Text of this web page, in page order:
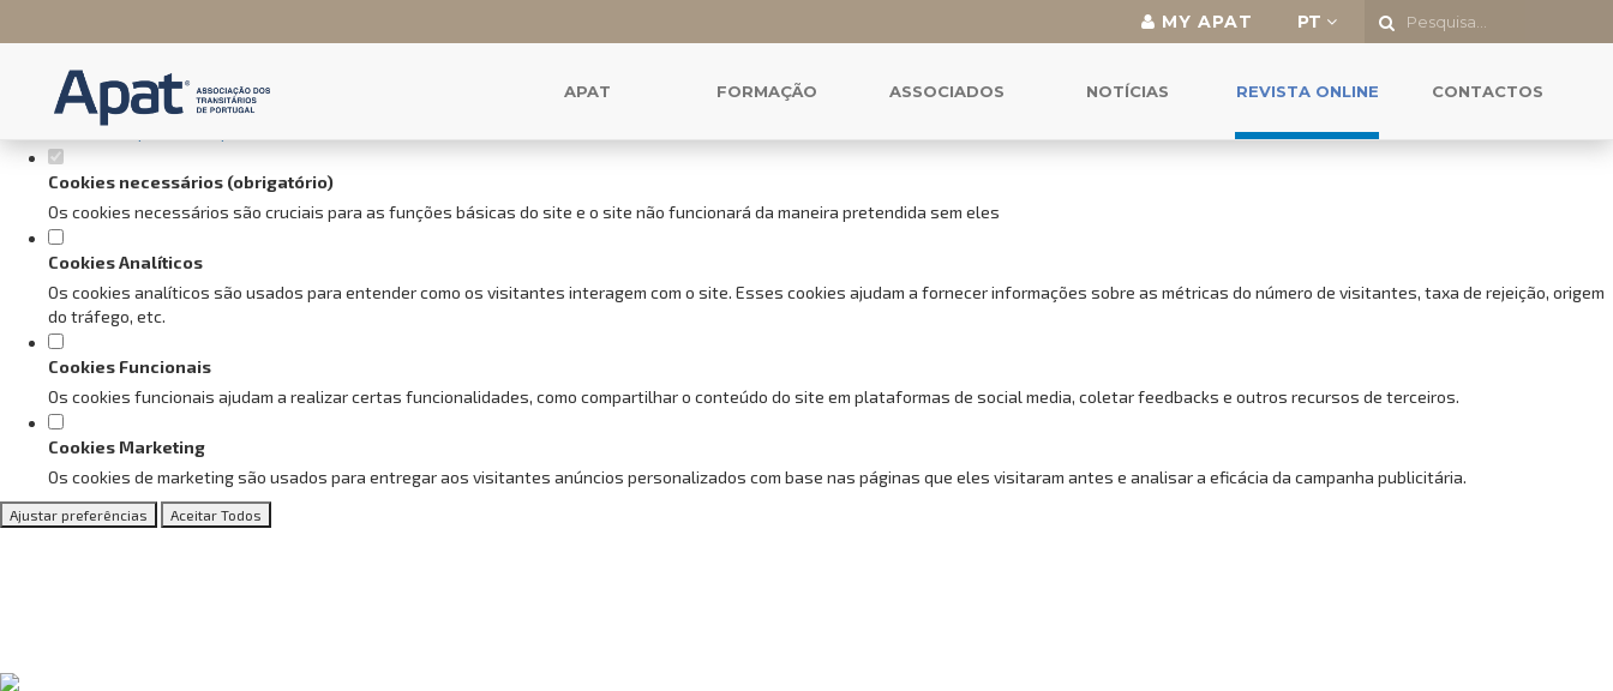
Defina as suas preferências de cookies para este website.
Este website utiliza cookies estritamente necessários, analíticos e funcionais, para lhe oferecer uma boa experiência de navegação e acesso a todas as funcionalidades.
Consulte a nossa
Cookies necessários (obrigatório)
Os cookies necessários são cruciais para as funções básicas do site e o site não funcionará da maneira pretendida sem eles
Cookies Analíticos
Os cookies analíticos são usados para entender como os visitantes interagem com o site. Esses cookies ajudam a fornecer informações sobre as métricas do número de visitantes, taxa de rejeição, origem
do tráfego, etc.
Cookies Funcionais
Os cookies funcionais ajudam a realizar certas funcionalidades, como compartilhar o conteúdo do site em plataformas de social media, coletar feedbacks e outros recursos de terceiros.
Cookies Marketing
Os cookies de marketing são usados para entregar aos visitantes anúncios personalizados com base nas páginas que eles visitaram antes e analisar a eficácia da campanha publicitária.
Ajustar preferências Aceitar Todos
MY APAT PT
APAT FORMAÇÃO ASSOCIADOS NOTÍCIAS REVISTA ONLINE CONTACTOS